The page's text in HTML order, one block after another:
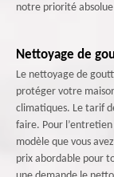
notre priorité
Nettoyage de
Le nettoyage de
protéger votre
climatiques. Le tarif
faire. Pour
modèle que vous
prix abordable pour